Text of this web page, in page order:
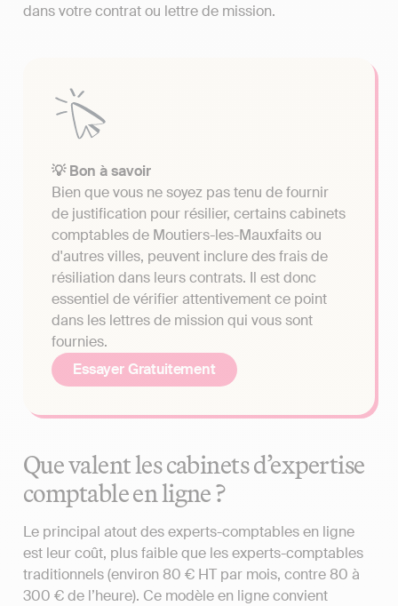
dans votre contrat ou lettre de mission.
💡 Bon à savoir
Bien que vous ne soyez pas tenu de fournir
de justification pour résilier, certains cabinets
comptables de Moutiers-les-Mauxfaits ou
d'autres villes, peuvent inclure des frais de
résiliation dans leurs contrats. Il est donc
essentiel de vérifier attentivement ce point
dans les lettres de mission qui vous sont
fournies.
Essayer Gratuitement
Que valent les cabinets d’expertise
comptable en ligne ?
Le principal atout des experts-comptables en ligne
est leur coût, plus faible que les experts-comptables
traditionnels (environ 80 € HT par mois, contre 80 à
300 € de l’heure). Ce modèle en ligne convient